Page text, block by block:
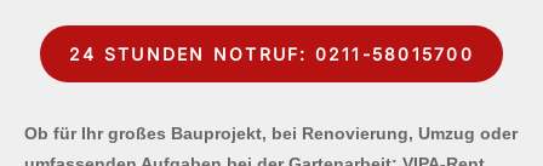
24 STUNDEN NOTRUF: 0211-58015700
Ob für Ihr großes Bauprojekt, bei Renovierung, Umzug oder